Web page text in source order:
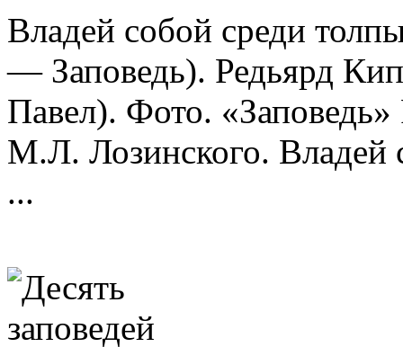
Владей собой среди
— Заповедь). Редьярд
Павел). Фото.
М.Л. Лозинского. Владей
...